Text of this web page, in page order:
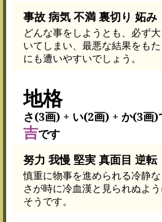
事故 病気 不満 裏切り 妬み
どんな事をしようとも、必ず
いてしまい、最悪な結果をも
にも遭いやすいでしょう。
地格
さ(3画) + い(2画) + か(3画)
吉です
努力 我慢 堅実 真面目 逆転
慎重に物事を進められる冷静
さが時に冷血漢と見られぬよ
そうです。